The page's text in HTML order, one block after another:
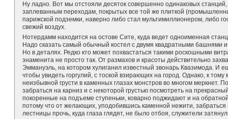
Ну ладно. Вот мы отстояли десяток совершенно одинаковых
заплеванным переходам, покрытых все той же плиткой
парижской подземки, наверно либо стал мультимиллионером, либо
свежий воздух.
Нотердамм находится на остове Сите, куда ведет одноименная
Надо сказать самый обычный костел с двумя квадратными башнями
Но в деталях. Редко кто может похвастаться такими роскошными
знаменита не просто так. От размахов и красоты действительно
Эммануэль, на котором хулиганил известный звонарь Квазимода. И
чтобы увидеть горгулий, с тоской взирающих на город. Однако, к
неизбывной грусти в каменных глазах монстров во многом меркнет.
забраться на карниз и с некоторой грустью посмотреть на
покоренные на подъеме ступеньки, коварно поджидают и на
потому что от желающих, уподобившись каменной нежити, забраться
лестницы прочь, куда глаза глядят, не было отбоя, служители